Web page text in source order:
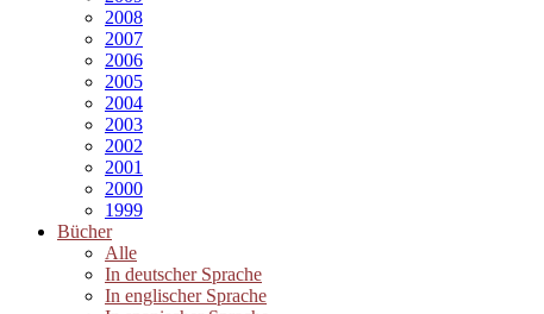
2008
2007
2006
2005
2004
2003
2002
2001
2000
1999
Bücher
Alle
In deutscher Sprache
In englischer Sprache